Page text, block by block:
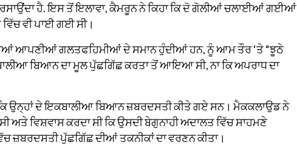
ਹੈ. ਇਸ ਤੋਂ ਇਲਾਵਾ, ਕੈਮਰੂਨ ਨੇ ਕਿਹਾ ਕਿ ਦੋ ਗੋਲੀਆਂ ਚਲਾਈਆਂ ਗਈਆਂ
ਵੀ ਪਾਈ ਗਈ ਸੀ।
ਆਪਣੀਆਂ ਗਲਤਫਹਿਮੀਆਂ ਦੇ ਸਮਾਨ ਹੁੰਦੀਆਂ ਹਨ, ਨੂੰ ਆਮ ਤੌਰ ‘ਤੇ “ਝੂਠੇ
ਬਿਆਨ ਦਾ ਮੂਲ ਪੁੱਛਗਿੱਛ ਕਰਤਾ ਤੋਂ ਆਇਆ ਸੀ, ਨਾ ਕਿ ਅਪਰਾਧ ਦਾ
ਉਨ੍ਹਾਂ ਦੇ ਇਕਬਾਲੀਆ ਬਿਆਨ ਜ਼ਬਰਦਸਤੀ ਕੀਤੇ ਗਏ ਸਨ। ਮੈਕਕਲਾਉਡ ਨੇ
ਅਤੇ ਵਿਸ਼ਵਾਸ ਕਰਦਾ ਸੀ ਕਿ ਉਸਦੀ ਬੇਗੁਨਾਹੀ ਅਦਾਲਤ ਵਿੱਚ ਸਾਹਮਣੇ
ਜ਼ਬਰਦਸਤੀ ਪੁੱਛਗਿੱਛ ਦੀਆਂ ਤਕਨੀਕਾਂ ਦਾ ਵਰਣਨ ਕੀਤਾ।